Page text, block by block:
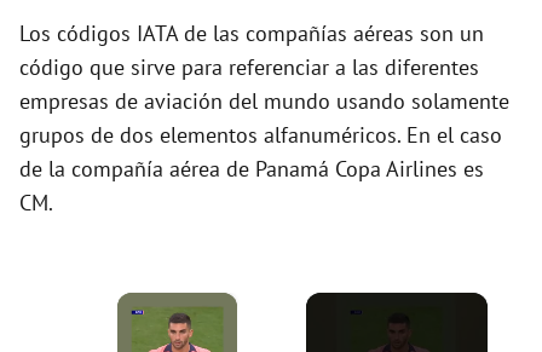
Los códigos IATA de las compañías aéreas son un
código que sirve para referenciar a las diferentes
empresas de aviación del mundo usando solamente
grupos de dos elementos alfanuméricos. En el caso
de la compañía aérea de Panamá Copa Airlines es
CM.
×